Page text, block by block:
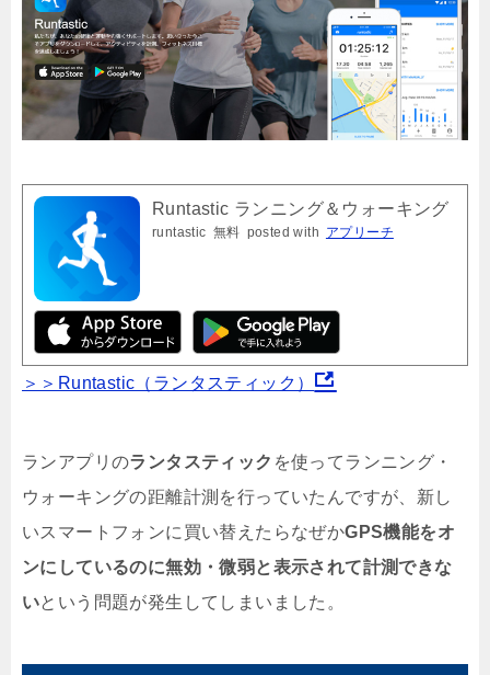
Runtastic ランニング＆ウォーキング
runtastic 無料 posted with アプリーチ
＞＞Runtastic（ランタスティック）
ランアプリのランタスティック を使ってランニング・
ウォーキングの距離計測を行っていたんですが、新し
いスマートフォンに買い替えたらなぜかGPS機能をオ
ンにしているのに無効・微弱と表示されて計測できな
いという問題が発生してしまいました。